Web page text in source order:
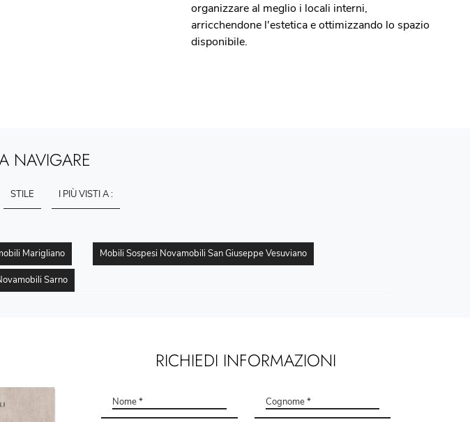
organizzare al meglio i locali interni,
arricchendone l'estetica e ottimizzando lo spazio
disponibile.
NAVIGARE
STILE I PIÙ VISTI A :
Marigliano Mobili Sospesi Novamobili San Giuseppe Vesuviano
Sarno
RICHIEDI INFORMAZIONI